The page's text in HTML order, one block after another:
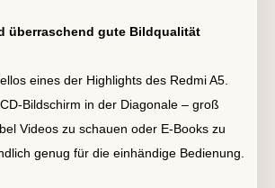
überraschend gute Bildqualität
eines der Highlights des Redmi A5.
Bildschirm in der Diagonale – groß
Videos zu schauen oder E-Books zu
genug für die einhändige Bedienung.